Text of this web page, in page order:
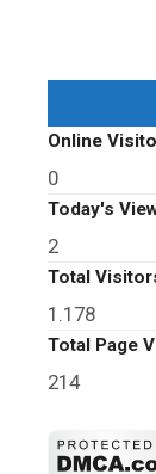
Online
0
Today's
2
Total
1.178
Total Page
214